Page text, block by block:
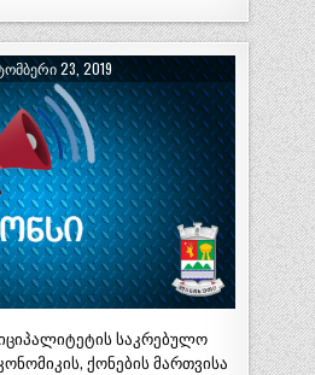
23, 2019
საკრებულო
ქონების მართვისა